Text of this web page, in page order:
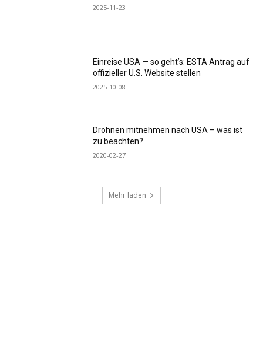
2025-11-23
Einreise USA — so geht’s: ESTA Antrag auf
offizieller U.S. Website stellen
2025-10-08
Drohnen mitnehmen nach USA – was ist
zu beachten?
2020-02-27
Mehr laden